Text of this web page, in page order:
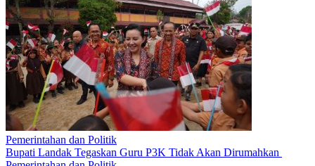
Pemerintahan dan Politik
Bupati Landak Tegaskan Guru P3K Tidak Akan Dirumahkan